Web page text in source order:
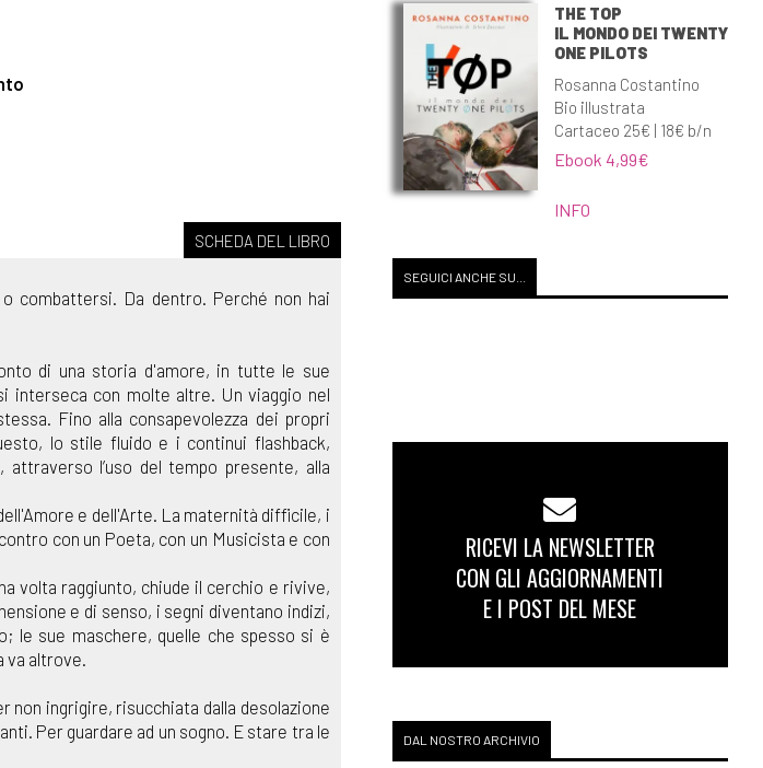
SCHEDA DEL LIBRO
combattersi. Da dentro. Perché non hai
di una storia d'amore, in tutte le sue
interseca con molte altre. Un viaggio nel
Fino alla consapevolezza dei propri
lo stile fluido e i continui flashback,
l’uso del tempo presente, alla
e dell'Arte. La maternità difficile, i
con un Poeta, con un Musicista e con
volta raggiunto, chiude il cerchio e rivive,
e di senso, i segni diventano indizi,
le sue maschere, quelle che spesso si è
va altrove.
non ingrigire, risucchiata dalla desolazione
Per guardare ad un sogno. E stare tra le
THE TOP
IL MONDO DEI TWENTY
ONE PILOTS
Rosanna Costantino
Bio illustrata
Cartaceo 25€ | 18€ b/n
Ebook 4,99€
INFO
SEGUICI ANCHE SU...
RICEVI LA NEWSLETTER
CON GLI AGGIORNAMENTI
E I POST DEL MESE
DAL NOSTRO ARCHIVIO